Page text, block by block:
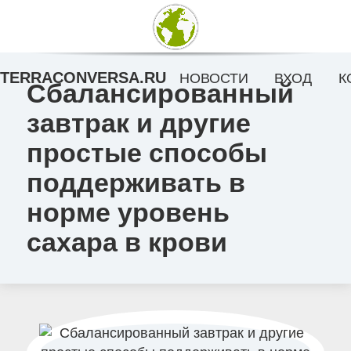
Сбалансированный
завтрак и другие
простые способы
поддерживать в
норме уровень
сахара в крови
TERRACONVERSA.RU НОВОСТИ ВХОД